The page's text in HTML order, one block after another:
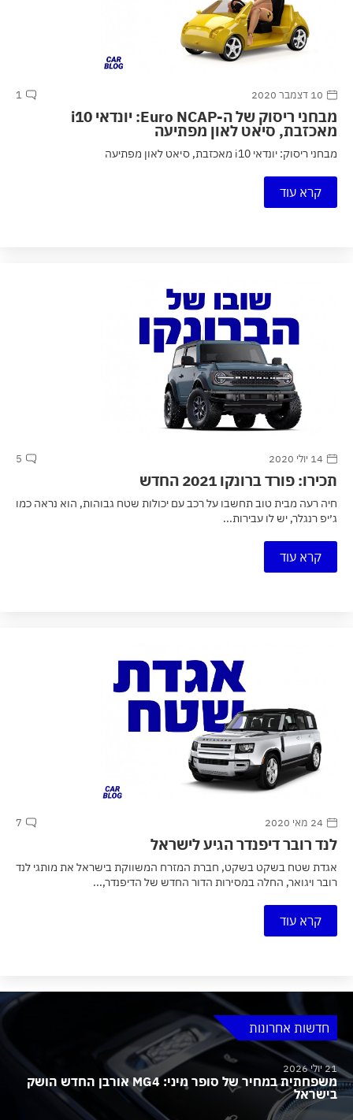
10 דצמבר 2020 1
מבחני ריסוק של ה-Euro NCAP: יונדאי i10
מאכזבת, סיאט לאון מפתיעה
מבחני ריסוק: יונדאי i10 מאכזבת, סיאט לאון מפתיעה
קרא עוד
14 יולי 2020 5
תכירו: פורד ברונקו 2021 החדש
חיה רעה מבית טוב תחשבו על רכב עם יכולות שטח גבוהות, הוא נראה כמו
ג׳יפ רנגלר, יש לו עבירות...
קרא עוד
24 מאי 2020 7
לנד רובר דיפנדר הגיע לישראל
אגדת שטח בשקט בשקט, חברת המזרח המשווקת בישראל את מותגי לנד
רובר ויגואר, החלה במסירות הדור החדש של הדיפנדר,...
קרא עוד
חדשות אחרונות
21 יולי 2026
משפחתית במחיר של סופר מיני: MG4 אורבן החדש הושק
בישראל